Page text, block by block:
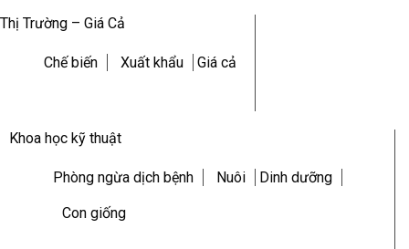
Thị Trường – Giá Cả
Chế biến Xuất khẩu Giá cả
Khoa học kỹ thuật
Phòng ngừa dịch bệnh Nuôi Dinh dưỡng
Con giống